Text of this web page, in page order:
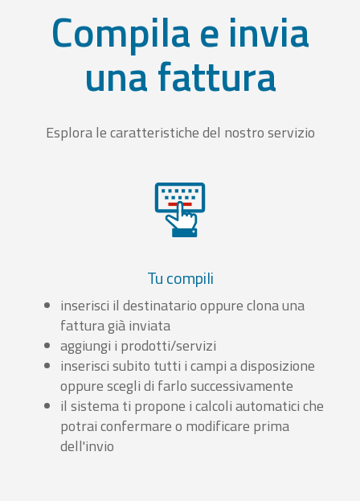
Compila e invia
una fattura
Esplora le caratteristiche del nostro servizio
Tu compili
inserisci il destinatario oppure clona una
fattura già inviata
aggiungi i prodotti/servizi
inserisci subito tutti i campi a disposizione
oppure scegli di farlo successivamente
il sistema ti propone i calcoli automatici che
potrai confermare o modificare prima
dell'invio